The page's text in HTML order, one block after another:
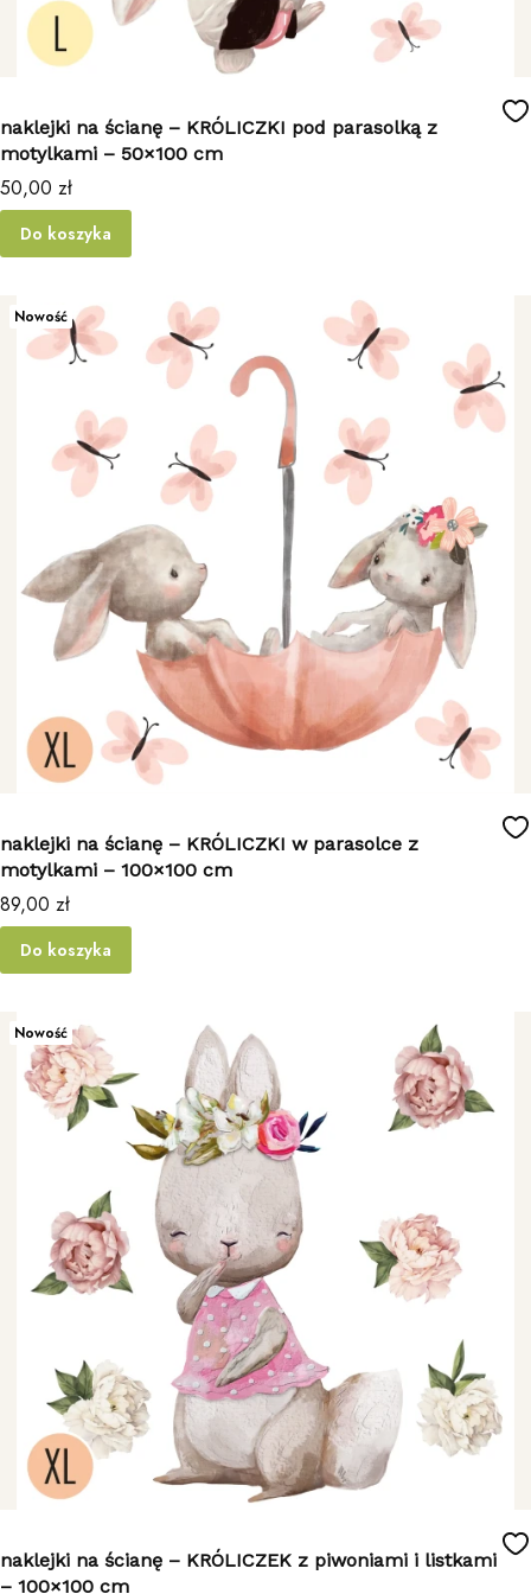
naklejki na ścianę – KRÓLICZKI pod parasolką z
motylkami – 50×100 cm
Cena
50,00 zł
Do koszyka
Nowość
naklejki na ścianę – KRÓLICZKI w parasolce z
motylkami – 100×100 cm
Cena
89,00 zł
Do koszyka
Nowość
naklejki na ścianę – KRÓLICZEK z piwoniami i listkami
– 100×100 cm